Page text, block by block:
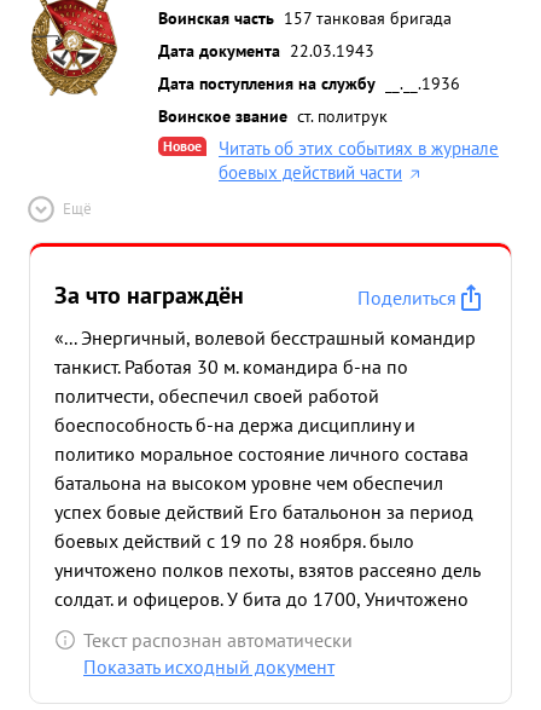
Воинская часть 157 танковая бригада
Дата документа 22.03.1943
Дата поступления на службу
__.__.1936
Воинское звание ст. политрук
Новое
Читать об этих событиях в журнале
боевых действий части
Ещё
За что награждён
Поделиться
«... Энергичный, волевой бесстрашный командир
танкист. Работая 30 м. командира б-на по
политчести, обеспечил своей работой
боеспособность б-на держа дисциплину и
политико моральное состояние личного состава
батальона на высоком уровне чем обеспечил
успех бовые действий Его батальонон за период
боевых действий с 19 по 28 ноября. было
уничтожено полков пехоты, взятов рассеяно дель
солдат. и офицеров. У бита до 1700, Уничтожено
Орудия 25 танков 4. Сбито 3 самолета. Взяты
трофеи свыше 24 Мотоцыклов завтобуса 60
Текст распознан автоматически
Показать исходный документ